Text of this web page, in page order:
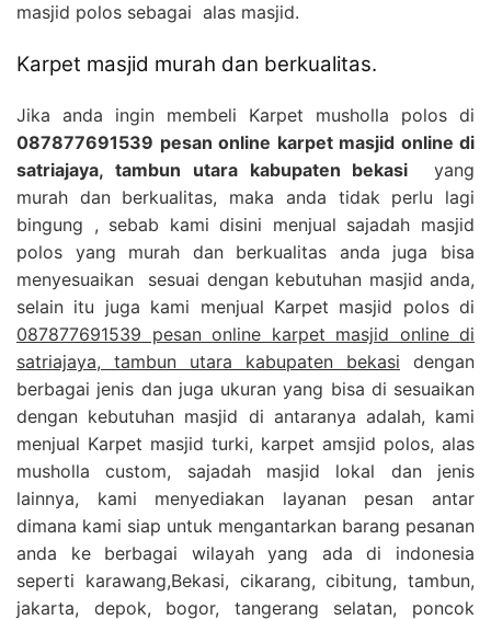
masjid polos sebagai alas masjid.
Karpet masjid murah dan berkualitas.
Jika anda ingin membeli Karpet musholla polos di
087877691539 pesan online karpet masjid online di
satriajaya, tambun utara kabupaten bekasi yang
murah dan berkualitas, maka anda tidak perlu lagi
bingung , sebab kami disini menjual sajadah masjid
polos yang murah dan berkualitas anda juga bisa
menyesuaikan sesuai dengan kebutuhan masjid anda,
selain itu juga kami menjual Karpet masjid polos di
087877691539 pesan online karpet masjid online di
satriajaya, tambun utara kabupaten bekasi dengan
berbagai jenis dan juga ukuran yang bisa di sesuaikan
dengan kebutuhan masjid di antaranya adalah, kami
menjual Karpet masjid turki, karpet amsjid polos, alas
musholla custom, sajadah masjid lokal dan jenis
lainnya, kami menyediakan layanan pesan antar
dimana kami siap untuk mengantarkan barang pesanan
anda ke berbagai wilayah yang ada di indonesia
seperti karawang,Bekasi, cikarang, cibitung, tambun,
jakarta, depok, bogor, tangerang selatan, poncok